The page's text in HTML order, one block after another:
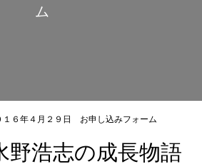
ム
１６年４月２９日 お申し込みフォーム
浩志の成長物語